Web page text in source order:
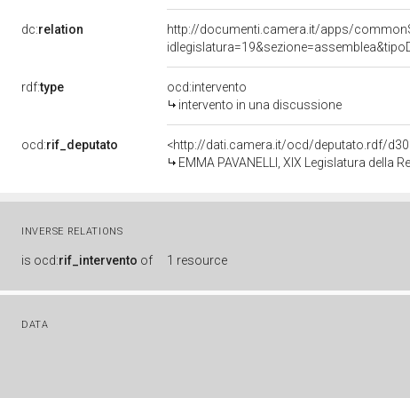
dc:relation
http://documenti.camera.it/apps/
rdf:type
ocd:intervento
intervento in una discussione
ocd:rif_deputato
<http://dati.camera.it/ocd/deputato.rdf/
EMMA PAVANELLI, XIX Legislatura della
INVERSE RELATIONS
is ocd:rif_intervento of 1 resource
DATA